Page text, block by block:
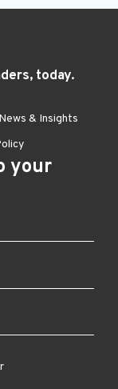
today.
News & Insights
your